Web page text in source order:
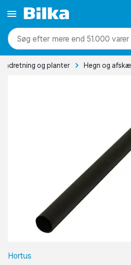
mere end 51.000 varer
og planter Hegn og
Hortus